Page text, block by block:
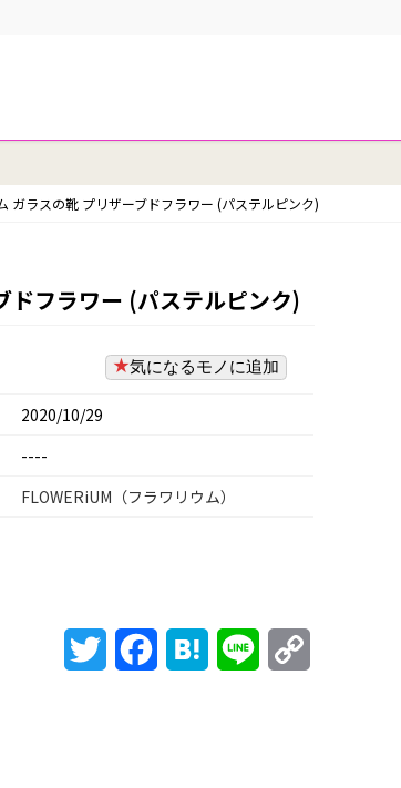
ガラスの靴 プリザーブドフラワー (パステルピンク)
ドフラワー (パステルピンク)
気になるモノに追加
2020/10/29
----
FLOWERiUM（フラワリウム）
Twitter FacebookHatena Line